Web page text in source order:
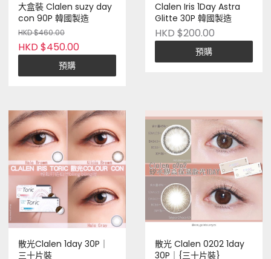
大盒裝 Clalen suzy day
con 90P 韓國製造
HKD $460.00
HKD $450.00
預購
Clalen Iris 1Day Astra
Glitte 30P 韓國製造
HKD $200.00
預購
散光Clalen 1day 30P｜
三十片裝
散光 Clalen 0202 1day
30P｜{三十片裝}